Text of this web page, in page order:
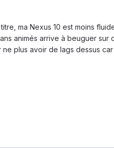
ma Nexus 10 est moins
animés arrive à beuguer
plus avoir de lags dessus